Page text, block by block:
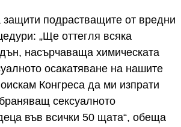
защити подрастващите от вредни
„Ще оттегля всяка
насърчаваща химическата
осакатяване на нашите
Конгреса да ми изпрати
сексуалното
във всички 50 щата“, обеща